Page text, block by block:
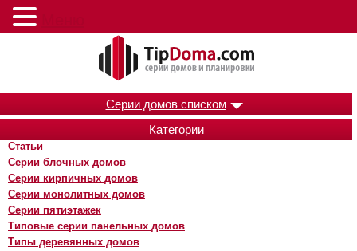
Серии домов списком
Категории
Статьи
Серии блочных домов
Серии кирпичных домов
Серии монолитных домов
Серии пятиэтажек
Типовые серии панельных домов
Типы деревянных домов